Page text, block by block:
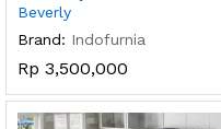
Beverly
Brand: Indofurnia
Rp 3,500,000